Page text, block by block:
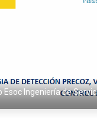
Esoc Ingeniería de